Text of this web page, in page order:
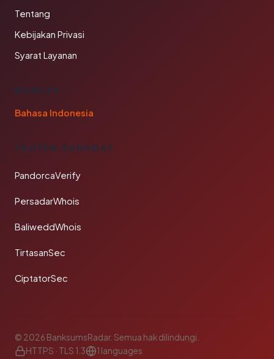
Tentang
Kebijakan Privasi
Syarat Layanan
BAHASA
Bahasa Indonesia
TAUTAN SAHABAT
PandorcaVerify
PersadarWhois
BaliweddWhois
TirtasanSec
CiptatorSec
© 2026 BanksumsRadar. Semua hak dilindungi.
HTTPS · TLS 1.3
1 languages